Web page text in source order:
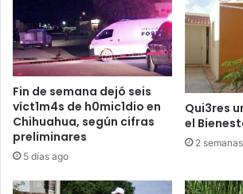
Fin de semana dejó seis
víct1m4s de h0mic1dio en
Chihuahua, según cifras
preliminares
5 días ago
Qui3res
el
2